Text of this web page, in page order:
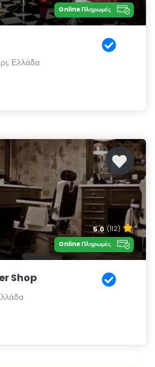
Online Πληρωμές
Ελλάδα
5.0 (112)
Online Πληρωμές
Shop